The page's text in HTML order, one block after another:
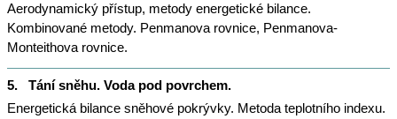
Aerodynamický přístup, metody energetické bilance.
Kombinované metody. Penmanova rovnice, Penmanova-
Monteithova rovnice.
5.
Tání sněhu. Voda pod povrchem.
Energetická bilance sněhové pokrývky. Metoda teplotního indexu.